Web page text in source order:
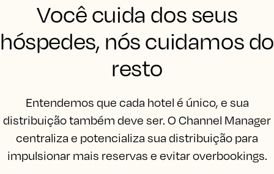
Você cuida dos seus
hóspedes, nós cuidamos do
resto
Entendemos que cada hotel é único, e sua
distribuição também deve ser. O Channel Manager
centraliza e potencializa sua distribuição para
impulsionar mais reservas e evitar overbookings.